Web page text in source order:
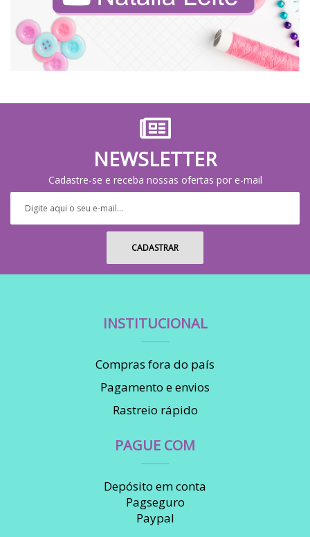
NEWSLETTER
Cadastre-se e receba nossas ofertas por e-mail
INSTITUCIONAL
Compras fora do país
Pagamento e envios
Rastreio rápido
PAGUE COM
Depósito em conta
Pagseguro
Paypal